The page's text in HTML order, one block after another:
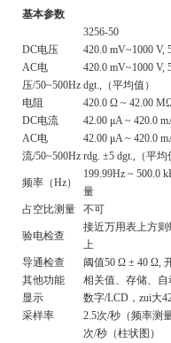
基本参数
3256-50
DC电压
420.0 mV~1000 V,
AC电
压/50~500Hz
420.0 mV~1000 V,
dgt.,（平均值）
电阻
420.0 Ω ~ 42.00
DC电流
42.00 μA ~ 420.0
AC电
流/50~500Hz
42.00 μA ~ 420.0
rdg. ±5 dgt.,（平均
频率（Hz）
199.99Hz ~ 500.0
量
占空比测量
不可
验电检查
接近万用表上方
上
导通检查
阈值50 Ω ± 40 Ω,
其他功能
相关值、存储、
显示
数字/LCD，zui大
采样率
2.5次/秒（频率测
次/秒（柱状图）